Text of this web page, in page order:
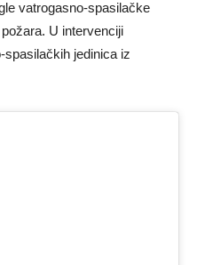
vatrogasno-spasilačke
U intervenciji
spasilačkih jedinica iz